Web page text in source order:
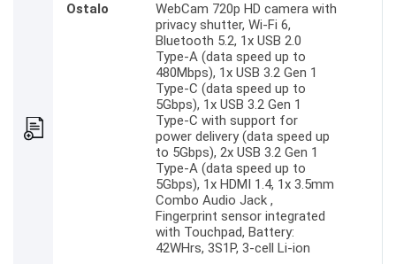
Ostalo
WebCam 720p HD camera with
privacy shutter, Wi-Fi 6,
Bluetooth 5.2, 1x USB 2.0
Type-A (data speed up to
480Mbps), 1x USB 3.2 Gen 1
Type-C (data speed up to
5Gbps), 1x USB 3.2 Gen 1
Type-C with support for
power delivery (data speed up
to 5Gbps), 2x USB 3.2 Gen 1
Type-A (data speed up to
5Gbps), 1x HDMI 1.4, 1x 3.5mm
Combo Audio Jack ,
Fingerprint sensor integrated
with Touchpad, Battery:
42WHrs, 3S1P, 3-cell Li-ion